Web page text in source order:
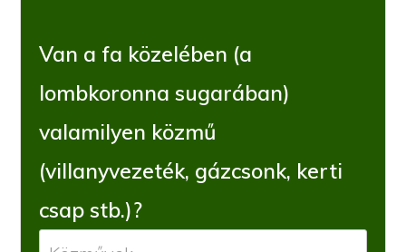
Van a fa közelében (a
lombkoronna sugarában)
valamilyen közmű
(villanyvezeték, gázcsonk, kerti
csap stb.)?